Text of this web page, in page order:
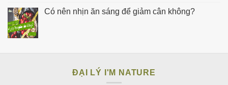
Có nên nhịn ăn sáng để giảm cân không?
ĐẠI LÝ I'M NATURE